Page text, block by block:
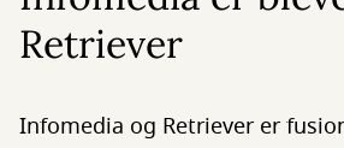
Retriever
Infomedia og Retriever er